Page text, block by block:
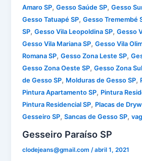
Amaro SP,Gesso Saúde SP,Gesso
Gesso Tatuapé SP,Gesso Tremembé
SP,Gesso Vila Leopoldina SP,Gesso
Gesso Vila Mariana SP,Gesso Vila
Romana SP,Gesso Zona Leste SP,
Gesso Zona Oeste SP,Gesso Zona
de Gesso SP, Molduras de Gesso SP,
Pintura Apartamento SP, Pintura
Pintura Residencial SP, Placas de
Gesseiro SP,Sancas de Gesso SP,
Gesseiro Paraíso SP
clodejeans@gmail.com /abril 1, 2021